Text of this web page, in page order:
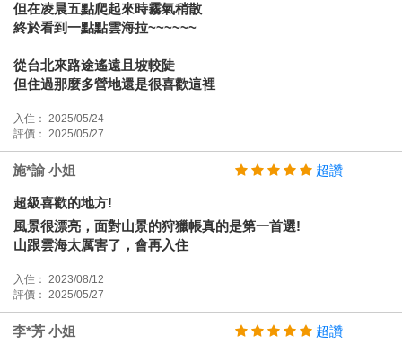
但在凌晨五點爬起來時霧氣稍散
終於看到一點點雲海拉~~~~~~
從台北來路途遙遠且坡較陡
但住過那麼多營地還是很喜歡這裡
入住： 2025/05/24
評價： 2025/05/27
施*諭 小姐 超讚
超級喜歡的地方!
風景很漂亮，面對山景的狩獵帳真的是第一首選!
山跟雲海太厲害了，會再入住
入住： 2023/08/12
評價： 2025/05/27
李*芳 小姐 超讚